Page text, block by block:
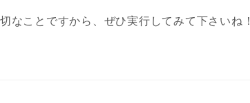
なことですから、ぜひ実行してみて下さいね！